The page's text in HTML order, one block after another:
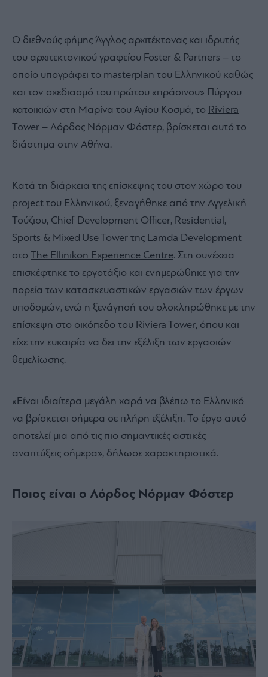
Ο διεθνούς φήμης Άγγλος αρχιτέκτονας και ιδρυτής
του αρχιτεκτονικού γραφείου Foster & Partners – το
οποίο υπογράφει το masterplan του Ελληνικού καθώς
και τον σχεδιασμό του πρώτου «πράσινου» Πύργου
κατοικιών στη Μαρίνα του Αγίου Κοσμά, το Riviera
Tower – Λόρδος Νόρμαν Φόστερ, βρίσκεται αυτό το
διάστημα στην Αθήνα.
Κατά τη διάρκεια της επίσκεψης του στον χώρο του
project του Ελληνικού, ξεναγήθηκε από την Αγγελική
Τούζιου, Chief Development Officer, Residential,
Sports & Mixed Use Tower της Lamda Development
στο The Ellinikon Experience Centre. Στη συνέχεια
επισκέφτηκε το εργοτάξιο και ενημερώθηκε για την
πορεία των κατασκευαστικών εργασιών των έργων
υποδομών, ενώ η ξενάγησή του ολοκληρώθηκε με την
επίσκεψη στο οικόπεδο του Riviera Tower, όπου και
είχε την ευκαιρία να δει την εξέλιξη των εργασιών
θεμελίωσης.
«Είναι ιδιαίτερα μεγάλη χαρά να βλέπω το Ελληνικό
να βρίσκεται σήμερα σε πλήρη εξέλιξη. Το έργο αυτό
αποτελεί μια από τις πιο σημαντικές αστικές
αναπτύξεις σήμερα», δήλωσε χαρακτηριστικά.
Ποιος είναι ο Λόρδος Νόρμαν Φόστερ